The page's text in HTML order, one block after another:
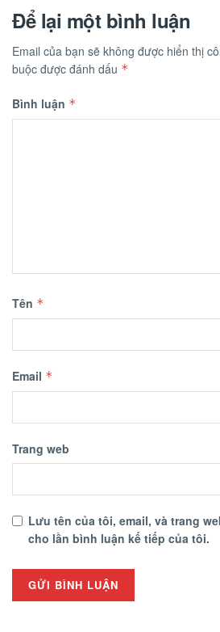
Để lại một bình luận
Email của bạn sẽ không được hiển thị
buộc được đánh dấu *
Bình luận *
Tên *
Email *
Trang web
Lưu tên của tôi, email, và trang
cho lần bình luận kế tiếp của tôi.